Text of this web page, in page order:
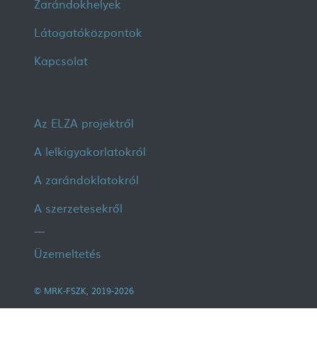
Zarándokhelyek
Látogatóközpontok
Kapcsolat
Lábléc 2
Az ELZA projektről
A lelkigyakorlatokról
A zarándoklatokról
A szerzetesekről
---
Üzemeltetés
© MRK-FSZK, 2019-2026